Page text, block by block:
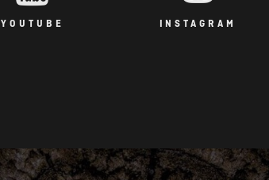
YOUTUBE INSTAGRAM